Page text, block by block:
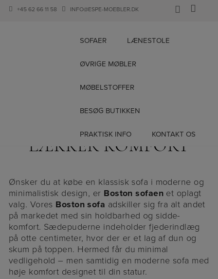
+45 62 66 11 58 INFO@ESPE-MOEBLER.DK
SOFAER LÆNESTOLE
ØVRIGE MØBLER
MØBELSTOFFER
BESØG BUTIKKEN
PRAKTISK INFO KONTAKT OS
BOSTON SOFA –
LÆKKER KOMFORT
Ønsker du at købe en klassisk sofa i moderne og
minimalistisk design, er Boston sofaen et oplagt
valg. Vores Boston sofa adskiller sig fra alt andet
på markedet med sin holdbarhed og sidde-
komfort. Sædepuderne indeholder fjederindlæg
på otte centimeter, hvor der er et lag af dun og
skum på toppen. Hermed får du minimal
vedligehold – men samtidig en moderne sofa med
høje komfort designet til din statur.